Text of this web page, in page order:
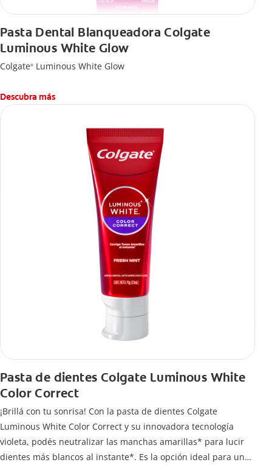
Pasta Dental Blanqueadora Colgate
Luminous White Glow
Colgate® Luminous White Glow
Descubra más
Pasta de dientes Colgate Luminous White
Color Correct
¡Brillá con tu sonrisa! Con la pasta de dientes Colgate
Luminous White Color Correct y su innovadora tecnología
violeta, podés neutralizar las manchas amarillas* para lucir
dientes más blancos al instante*. Es la opción ideal para una